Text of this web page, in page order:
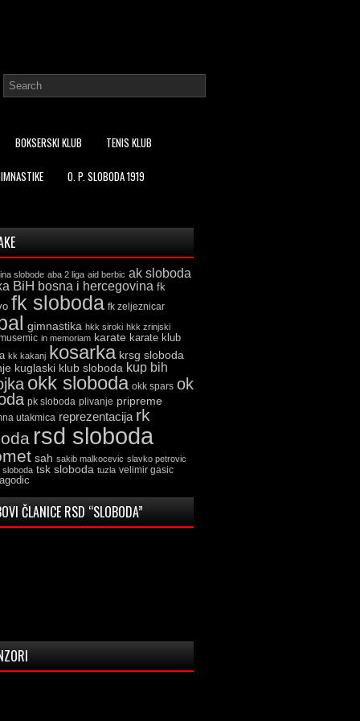
BOKSERSKI KLUB TENIS KLUB
O. P. SLOBODA 1919
slobode aba 2 liga aid berbic ak sloboda
BiH bosna i hercegovina fk
fk sloboda fk zeljeznicar
gimnastika hkk siroki hkk zrinjski
in memoriam karate karate klub
kk kakanj kosarka krsg sloboda
kuglaski klub sloboda kup bih
okk sloboda okk spars ok
pk sloboda plivanje pripreme
utakmica reprezentacija rk
rsd sloboda
sah sakib malkocevic slavko petrovic
sloboda tsk sloboda tuzla velimir gasic
ČLANICE RSD “SLOBODA”